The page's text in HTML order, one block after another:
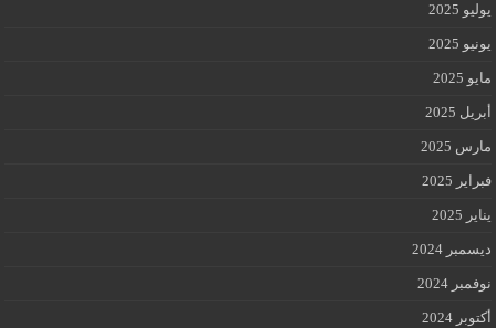
يوليو 2025
يونيو 2025
مايو 2025
أبريل 2025
مارس 2025
فبراير 2025
يناير 2025
ديسمبر 2024
نوفمبر 2024
أكتوبر 2024